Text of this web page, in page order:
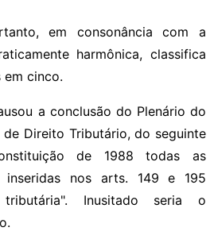
em consonância com a
harmônica, classifica
em cinco.
a conclusão do Plenário do
Direito Tributário, do seguinte
de 1988 todas as
inseridas nos arts. 149 e 195
tributária". Inusitado seria o